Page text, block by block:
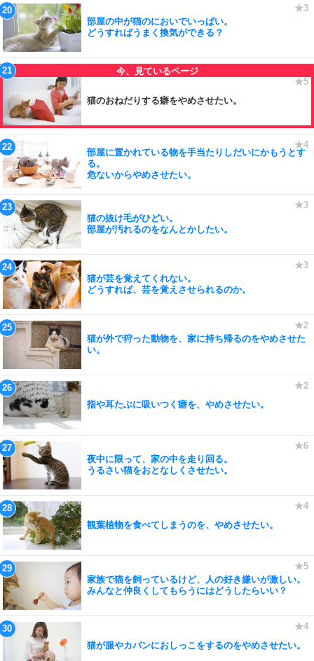
部屋の中が猫のにおいでいっぱい。
どうすればうまく換気ができる？
猫のおねだりする癖をやめさせたい。
部屋に置かれている物を手当たりしだいにかもうとす
る。
危ないからやめさせたい。
猫の抜け毛がひどい。
部屋が汚れるのをなんとかしたい。
猫が芸を覚えてくれない。
どうすれば、芸を覚えさせられるのか。
猫が外で狩った動物を、家に持ち帰るのをやめさせた
い。
指や耳たぶに吸いつく癖を、やめさせたい。
夜中に限って、家の中を走り回る。
うるさい猫をおとなしくさせたい。
観葉植物を食べてしまうのを、やめさせたい。
家族で猫を飼っているけど、人の好き嫌いが激しい。
みんなと仲良くしてもらうにはどうしたらいい？
猫が服やカバンにおしっこをするのをやめさせたい。